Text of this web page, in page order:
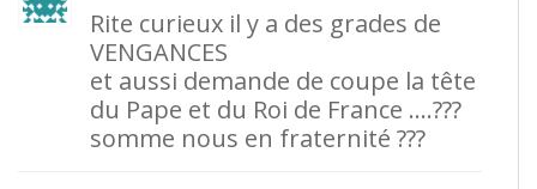
Rite curieux il y a des grades de
VENGANCES
et aussi demande de coupe la tête
du Pape et du Roi de France ….???
somme nous en fraternité ???